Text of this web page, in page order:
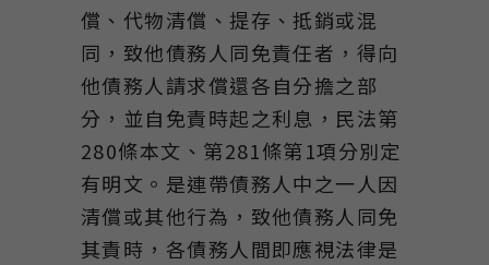
償、代物清償、提存、抵銷或混
同，致他債務人同免責任者，得向
他債務人請求償還各自分擔之部
分，並自免責時起之利息，民法第
280條本文、第281條第1項分別定
有明文。是連帶債務人中之一人因
清償或其他行為，致他債務人同免
其責時，各債務人間即應視法律是